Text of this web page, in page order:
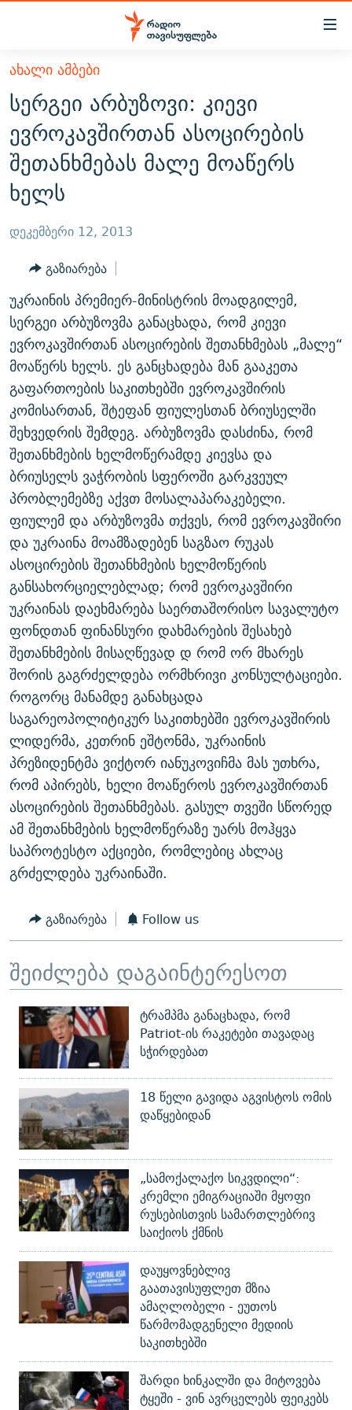
Accessibility
მთავარ
შინაარსზე
დაბრუნება
მთავარ
ნავიგაციაზე
დაბრუნება
ძიებაზე
დაბრუნება
ᲐᲮᲐᲚᲘ ᲐᲛᲑᲔᲑᲘ
ᲗᲔᲛᲔᲑᲘ
ᲞᲝᲚᲘᲢᲘᲙᲐ
ᲔᲙᲝᲜᲝᲛᲘᲙᲐ
ᲡᲐᲖᲝᲒᲐᲓᲝᲔᲑᲐ
ᲙᲣᲚᲢᲣᲠᲐ
ᲕᲘᲓᲔᲝ
ᲑᲚᲝᲒᲔᲑᲘ
ᲞᲝᲓᲙᲐᲡᲢᲔᲑᲘ
ᲐᲡᲐᲗᲘᲐᲜᲘᲡ ᲙᲣᲗᲮᲔ
60 ᲓᲔᲪᲘᲑᲔᲚᲘ
ᲒᲐᲜᲙᲘᲗᲮᲕᲘᲡ ᲓᲦᲔ
ᲓᲘᲚᲘᲡ ᲡᲐᲣᲑᲠᲔᲑᲘ
ᲛᲝᲚᲐᲞᲐᲠᲐᲙᲔ ᲢᲔᲥᲡᲢᲔᲑᲘ
ᲨᲘᲜ - ᲣᲪᲮᲝᲔᲗᲨᲘ
ᲚᲘᲢᲔᲠᲐᲢᲣᲠᲣᲚᲘ ᲬᲐᲮᲜᲐᲒᲔᲑᲘ
ᲐᲛᲔᲠᲘᲙᲣᲚᲘ ᲛᲝᲗᲮᲠᲝᲑᲐ
ᲘᲛᲞᲔᲠᲘᲐ ᲓᲐ ᲠᲐᲓᲘᲝ
ᲒᲐᲓᲐᲪᲔᲛᲔᲑᲘ
ᲤᲔᲜᲝᲕᲐᲜᲘ - 2.10
ᲞᲠᲝᲔᲥᲢᲔᲑᲘ
ᲣᲙᲠᲐᲘᲜᲐᲨᲘ ᲓᲐᲦᲣᲞᲣᲚᲘ ᲥᲐᲠᲗᲕᲔᲚᲘ ᲛᲔᲑᲠᲫᲝᲚᲔᲑᲘ - 2022
ᲓᲐᲛᲝᲣᲙᲘᲓᲔᲑᲚᲝᲑᲘᲡ 100 ᲬᲔᲚᲘ
ᲩᲔᲛᲘ ᲡᲘᲙᲕᲓᲘᲚᲘᲡ ᲛᲘᲖᲔᲖᲘᲐ COVID-19
11 ᲬᲔᲚᲘ - 11 ᲐᲛᲑᲐᲕᲘ
ᲡᲐᲞᲐᲠᲚᲐᲛᲔᲜᲢᲝ ᲐᲠᲩᲔᲕᲜᲔᲑᲘᲡ ᲘᲡᲢᲝᲠᲘᲐ
ᲑᲐᲕᲨᲕᲔᲑᲘ ᲞᲠᲝᲡᲢᲘᲢᲣᲪᲘᲐᲨᲘ - ᲐᲛᲝᲣᲗᲥᲛᲔᲚᲘ ᲐᲛᲑᲐᲕᲘ
5 ᲐᲛᲑᲐᲕᲘ - 20 ᲘᲕᲜᲘᲡᲡ ᲓᲐᲨᲐᲕᲔᲑᲣᲚᲔᲑᲘ
ᲐᲒᲕᲘᲡᲢᲝᲡ ᲝᲛᲘ
ПРИВЕТ ᲙᲣᲚᲢᲣᲠᲐ
ЭХО КАВКАЗА
ᲒᲐᲛᲝᲘᲬᲔᲠᲔ
რთე/რთ-ის ყველა საიტი
ᲐᲮᲐᲚᲘ ᲐᲛᲑᲔᲑᲘ
სერგეი არბუზოვი: კიევი
ევროკავშირთან ასოცირების
შეთანხმებას მალე მოაწერს
ხელს
დეკემბერი 12, 2013
გაზიარება
უკრაინის პრემიერ-მინისტრის მოადგილემ,
სერგეი არბუზოვმა განაცხადა, რომ კიევი
ევროკავშირთან ასოცირების შეთანხმებას „მალე“
მოაწერს ხელს. ეს განცხადება მან გააკეთა
გაფართოების საკითხებში ევროკავშირის
კომისართან, შტეფან ფიულესთან ბრიუსელში
შეხვედრის შემდეგ. არბუზოვმა დასძინა, რომ
შეთანხმების ხელმოწერამდე კიევსა და
ბრიუსელს ვაჭრობის სფეროში გარკვეულ
პრობლემებზე აქვთ მოსალაპარაკებელი.
ფიულემ და არბუზოვმა თქვეს, რომ ევროკავშირი
და უკრაინა მოამზადებენ საგზაო რუკას
ასოცირების შეთანხმების ხელმოწერის
განსახორციელებლად; რომ ევროკავშირი
უკრაინას დაეხმარება საერთაშორისო სავალუტო
ფონდთან ფინანსური დახმარების შესახებ
შეთანხმების მისაღწევად დ რომ ორ მხარეს
შორის გაგრძელდება ორმხრივი კონსულტაციები.
როგორც მანამდე განახცადა
საგარეოპოლიტიკურ საკითხებში ევროკავშირის
ლიდერმა, კეთრინ ეშტონმა, უკრაინის
პრეზიდენტმა ვიქტორ იანუკოვიჩმა მას უთხრა,
რომ აპირებს, ხელი მოაწეროს ევროკავშირთან
ასოცირების შეთანხმებას. გასულ თვეში სწორედ
ამ შეთანხმების ხელმოწერაზე უარს მოჰყვა
საპროტესტო აქციები, რომლებიც ახლაც
გრძელდება უკრაინაში.
გაზიარება Follow us
შეიძლება დაგაინტერესოთ
ტრამპმა განაცხადა, რომ
Patriot-ის რაკეტები თავადაც
სჭირდებათ
18 წელი გავიდა აგვისტოს ომის
დაწყებიდან
„სამოქალაქო სიკვდილი“:
კრემლი ემიგრაციაში მყოფი
რუსებისთვის სამართლებრივ
საიქიოს ქმნის
დაუყოვნებლივ
გაათავისუფლეთ მზია
ამაღლობელი - ეუთოს
წარმომადგენელი მედიის
საკითხებში
შარდი ხინკალში და მიტოვება
ტყეში - ვინ ავრცელებს ფეიკებს